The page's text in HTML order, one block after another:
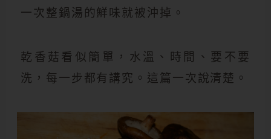
一次整鍋湯的鮮味就被沖掉。
乾香菇看似簡單，水溫、時間、要不要
洗，每一步都有講究。這篇一次說清楚。